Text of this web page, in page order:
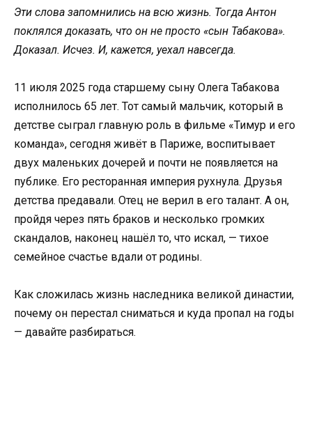
Эти слова запомнились на всю жизнь. Тогда Антон
поклялся доказать, что он не просто «сын Табакова».
Доказал. Исчез. И, кажется, уехал навсегда.
11 июля 2025 года старшему сыну Олега Табакова
исполнилось 65 лет. Тот самый мальчик, который в
детстве сыграл главную роль в фильме «Тимур и его
команда», сегодня живёт в Париже, воспитывает
двух маленьких дочерей и почти не появляется на
публике. Его ресторанная империя рухнула. Друзья
детства предавали. Отец не верил в его талант. А он,
пройдя через пять браков и несколько громких
скандалов, наконец нашёл то, что искал, — тихое
семейное счастье вдали от родины.
Как сложилась жизнь наследника великой династии,
почему он перестал сниматься и куда пропал на годы
— давайте разбираться.